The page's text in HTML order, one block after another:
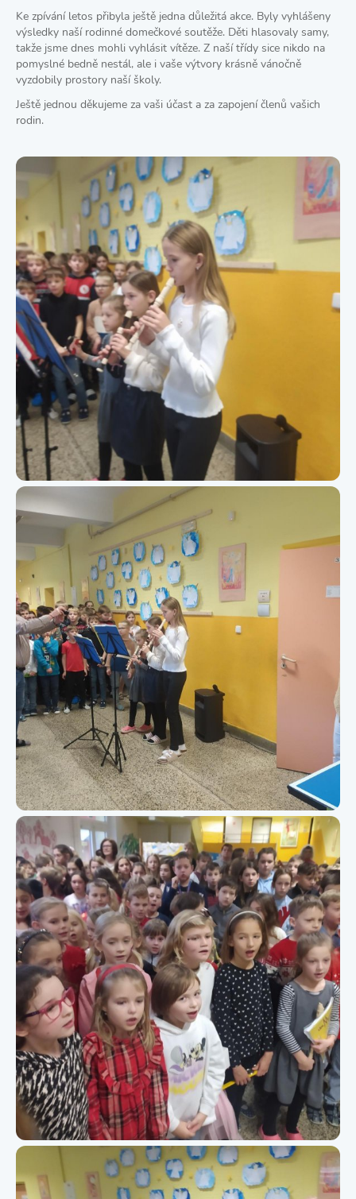
Ke zpívání letos přibyla ještě jedna důležitá akce. Byly vyhlášeny
výsledky naší rodinné domečkové soutěže. Děti hlasovaly samy,
takže jsme dnes mohli vyhlásit vítěze. Z naší třídy sice nikdo na
pomyslné bedně nestál, ale i vaše výtvory krásně vánočně
vyzdobily prostory naší školy.
Ještě jednou děkujeme za vaši účast a za zapojení členů vašich
rodin.